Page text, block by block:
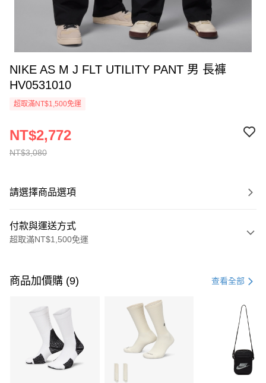
NIKE AS M J FLT UTILITY PANT 男 長褲
HV0531010
超取滿NT$1,500免運
NT$3,080
NT$2,772
請選擇商品選項
付款與運送方式
超取滿NT$1,500免運
信用卡一次付款
3 期 0 利率 每期 21家銀行
合作金庫商業銀行
第一商業銀行
華南商業銀行
彰化商業銀行
上海商業儲蓄銀行
Apple Pay
商品加價購 (9) 查看全部